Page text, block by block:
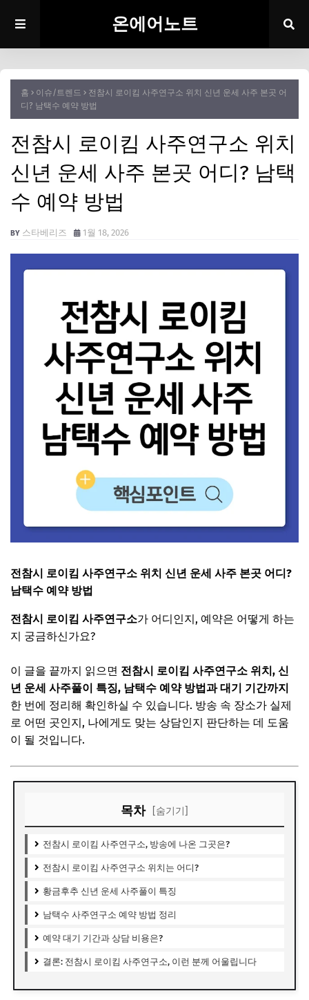
온에어노트
홈 이슈/트렌드
전참시 로이킴 사주연구소 위치 신년 운세 사주 본곳 어
디? 남택수 예약 방법
전참시 로이킴 사주연구소 위치
신년 운세 사주 본곳 어디? 남택
수 예약 방법
스타베리즈 1월 18, 2026
전참시 로이킴 사주연구소 위치 신년 운세 사주 본곳 어디?
남택수 예약 방법
전참시 로이킴 사주연구소가 어디인지, 예약은 어떻게 하는
지 궁금하신가요?
이 글을 끝까지 읽으면 전참시 로이킴 사주연구소 위치, 신
년 운세 사주풀이 특징, 남택수 예약 방법과 대기 기간까지
한 번에 정리해 확인하실 수 있습니다. 방송 속 장소가 실제
로 어떤 곳인지, 나에게도 맞는 상담인지 판단하는 데 도움
이 될 것입니다.
목차 [숨기기]
전참시 로이킴 사주연구소, 방송에 나온 그곳은?
전참시 로이킴 사주연구소 위치는 어디?
황금후추 신년 운세 사주풀이 특징
남택수 사주연구소 예약 방법 정리
예약 대기 기간과 상담 비용은?
결론: 전참시 로이킴 사주연구소, 이런 분께 어울립니다